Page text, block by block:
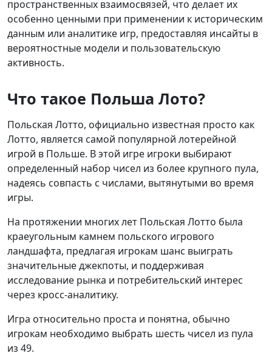
пространственных взаимосвязей, что делает их
особенно ценными при применении к историческим
данным или аналитике игр, предоставляя инсайты в
вероятностные модели и пользовательскую
активность.
Что такое Польша Лото?
Польская Лотто, официально известная просто как
Лотто, является самой популярной лотерейной
игрой в Польше. В этой игре игроки выбирают
определенный набор чисел из более крупного пула,
надеясь совпасть с числами, вытянутыми во время
игры.
На протяжении многих лет Польская Лотто была
краеугольным камнем польского игрового
ландшафта, предлагая игрокам шанс выиграть
значительные джекпоты, и поддерживая
исследование рынка и потребительский интерес
через кросс-аналитику.
Игра относительно проста и понятна, обычно
игрокам необходимо выбрать шесть чисел из пула
из 49.